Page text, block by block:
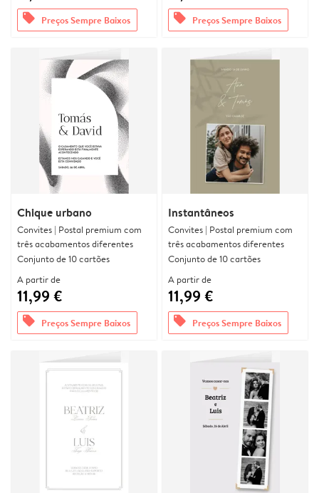
offers Preços Sempre Baixos offers Preços Sempre Baixos
Chique urbano
Convites | Postal premium com
três acabamentos diferentes
Conjunto de 10 cartões
A partir de
11,99 €
offers Preços Sempre Baixos
Instantâneos
Convites | Postal premium com
três acabamentos diferentes
Conjunto de 10 cartões
A partir de
11,99 €
offers Preços Sempre Baixos